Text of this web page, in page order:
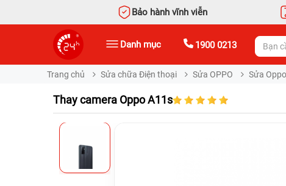
Bảo hành vĩnh viễn
Danh mục 1900 0213
Trang chủ Sửa chữa Điện thoại Sửa OPPO Sửa
Thay camera Oppo A11s